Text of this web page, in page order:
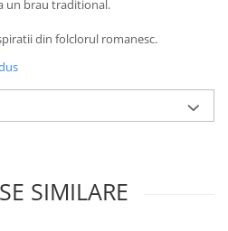
un brau traditional.
din folclorul romanesc.
SIMILARE